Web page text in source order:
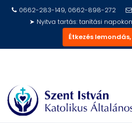
0662-283-149, 0662-898-272
➤ Nyitva tartás: tanítási
Étkezés